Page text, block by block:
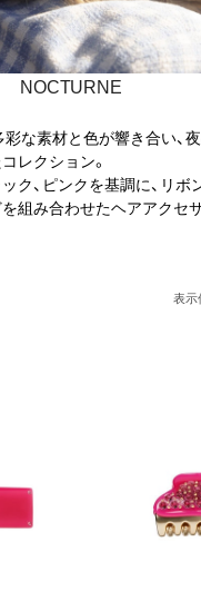
プ
NOCTURNE
彩な素材と色が響き合い、
レクション。
ク、ピンクを基調に、リボ
組み合わせたヘアアクセ
表示